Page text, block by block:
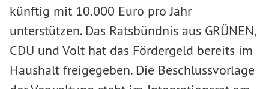
künftig mit 10.000 Euro pro Jahr
unterstützen. Das Ratsbündnis aus GRÜNEN,
CDU und Volt hat das Fördergeld bereits im
Haushalt freigegeben. Die Beschlussvorlage